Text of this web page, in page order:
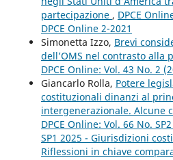
partecipazione , DPCE
DPCE Online 2-2021
Simonetta Izzo, Brevi
dell’OMS nel contrasto alla
DPCE Online: Vol. 43 No. 2
Giancarlo Rolla, Potere
costituzionali dinanzi al
intergenerazionale. Alcune
DPCE Online: Vol. 66 No.
SP1 2025 - Giurisdizioni
Riflessioni in chiave